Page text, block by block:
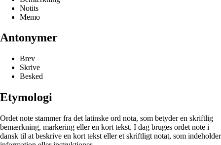
Notits
Memo
Antonymer
Brev
Skrive
Besked
Etymologi
Ordet note stammer fra det latinske ord nota, som betyder en skriftlig
bemærkning, markering eller en kort tekst. I dag bruges ordet note i
dansk til at beskrive en kort tekst eller et skriftligt notat, som indeholder